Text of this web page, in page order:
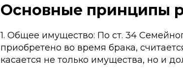
Основные принципы
1. Общее имущество: По ст. 34
приобретено во время брака,
касается не только имущества, но и